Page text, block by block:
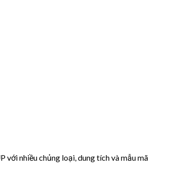
nhiều chủng loại, dung tích và mẫu mã